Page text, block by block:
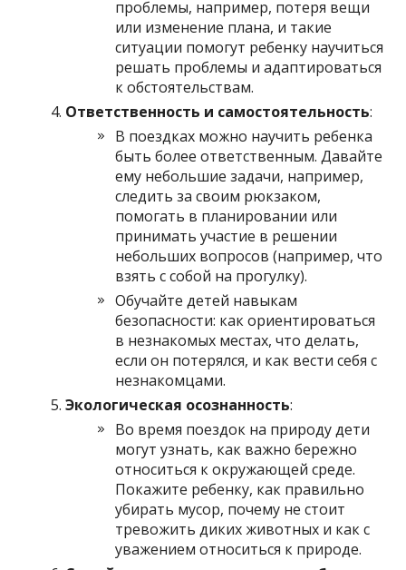
проблемы, например, потеря вещи
или изменение плана, и такие
ситуации помогут ребенку научиться
решать проблемы и адаптироваться
к обстоятельствам.
Ответственность и самостоятельность:
В поездках можно научить ребенка
быть более ответственным. Давайте
ему небольшие задачи, например,
следить за своим рюкзаком,
помогать в планировании или
принимать участие в решении
небольших вопросов (например, что
взять с собой на прогулку).
Обучайте детей навыкам
безопасности: как ориентироваться
в незнакомых местах, что делать,
если он потерялся, и как вести себя с
незнакомцами.
Экологическая осознанность:
Во время поездок на природу дети
могут узнать, как важно бережно
относиться к окружающей среде.
Покажите ребенку, как правильно
убирать мусор, почему не стоит
тревожить диких животных и как с
уважением относиться к природе.